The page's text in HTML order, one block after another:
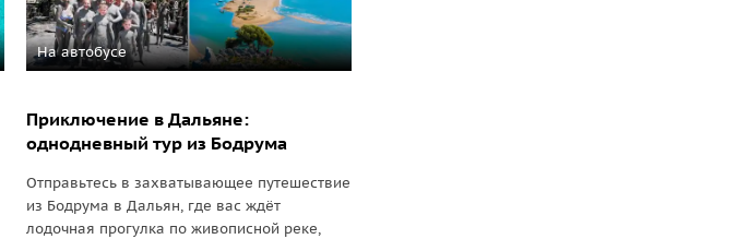
На автобусе
Приключение в Дальяне:
однодневный тур из Бодрума
Отправьтесь в захватывающее путешествие
из Бодрума в Дальян, где вас ждёт
лодочная прогулка по живописной реке,